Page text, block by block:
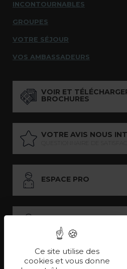
INCONTOURNABLES
GROUPES
VOTRE SÉJOUR
VOS AMBASSADEURS
VOIR ET
BROCHURES
VOTRE AVIS NOUS
ESPACE PRO
LES
Ce site utilise des
cookies et vous donne